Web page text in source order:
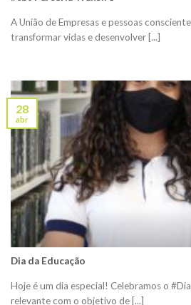
A União de Empresas e pessoas
transformar vidas e desenvolver [...]
Dia da Educação
Hoje é um dia especial! Celebramos o
relevante com o objetivo de [...]
28
abr